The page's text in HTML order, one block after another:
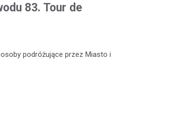
83. Tour de
podróżujące przez Miasto i